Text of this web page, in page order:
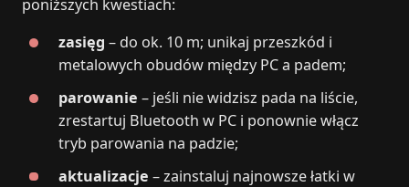
poniższych kwestiach:
zasięg – do ok. 10 m; unikaj przeszkód i
metalowych obudów między PC a padem;
parowanie – jeśli nie widzisz pada na liście,
zrestartuj Bluetooth w PC i ponownie włącz
tryb parowania na padzie;
aktualizacje – zainstaluj najnowsze łatki w